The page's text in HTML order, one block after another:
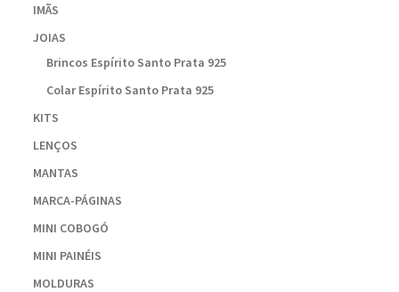
IMÃS
JOIAS
Brincos Espírito Santo Prata 925
Colar Espírito Santo Prata 925
KITS
LENÇOS
MANTAS
MARCA-PÁGINAS
MINI COBOGÓ
MINI PAINÉIS
MOLDURAS